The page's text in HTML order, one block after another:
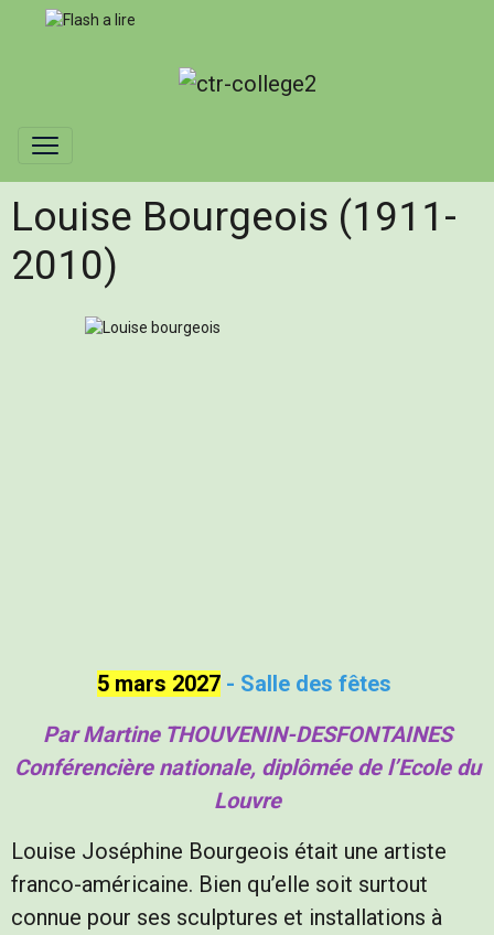
Louise Bourgeois (1911-
2010)
5 mars 2027 - Salle des fêtes
Par Martine THOUVENIN-DESFONTAINES
Conférencière nationale, diplômée de l’Ecole du
Louvre
Louise Joséphine Bourgeois était une artiste
franco-américaine. Bien qu’elle soit surtout
connue pour ses sculptures et installations à